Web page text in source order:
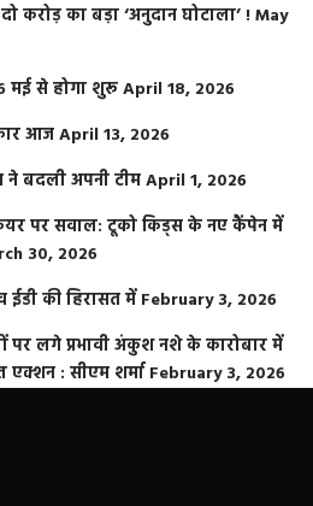
करोड़ का बड़ा ‘अनुदान घोटाला’ !May
मई से होगा शुरूApril 18, 2026
आजApril 13, 2026
बदली अपनी टीमApril 1, 2026
पर सवाल: टूको किड्स के नए कैंपेन में
30, 2026
की हिरासत में February 3, 2026
पर लगे प्रभावी अंकुश नशे के कारोबार में
एक्शन : सीएम शर्मा February 3, 2026